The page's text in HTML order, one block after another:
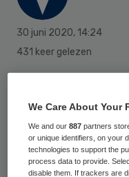
30 juni 2020, 14:24
431 keer gelezen
coronavirus. Het
opgelopen naar
sterfgevallen in
We Care About Your
We and our887 partners
or unique identifiers, on your
technologies to support the
process data to provide.
disable them. If trackers are